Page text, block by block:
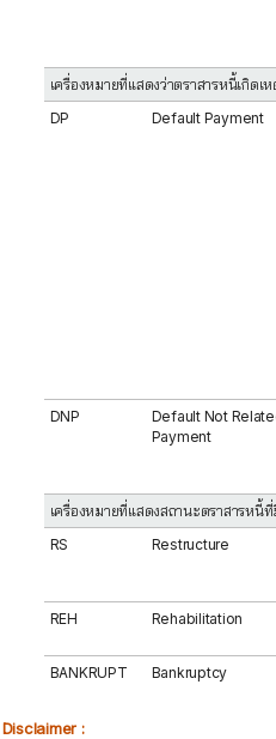
เครื่องหมายที่แสดงว่าตราสารหนี้เกิ
DP
Default Payment
DNP
Default Not
Payment
เครื่องหมายที่แสดงสถานะตราสารห
RS
Restructure
REH Rehabilitation
BANKRUPT
Bankruptcy
Disclaimer :